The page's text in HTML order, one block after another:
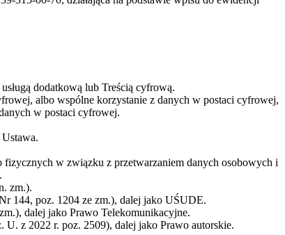
dodatkową lub Treścią cyfrową.
albo wspólne korzystanie z danych w postaci cyfrowej,
w postaci cyfrowej.
w związku z przetwarzaniem danych osobowych i
zm.).
144, poz. 1204 ze zm.), dalej jako UŚUDE.
dalej jako Prawo Telekomunikacyjne.
z 2022 r. poz. 2509), dalej jako Prawo autorskie.